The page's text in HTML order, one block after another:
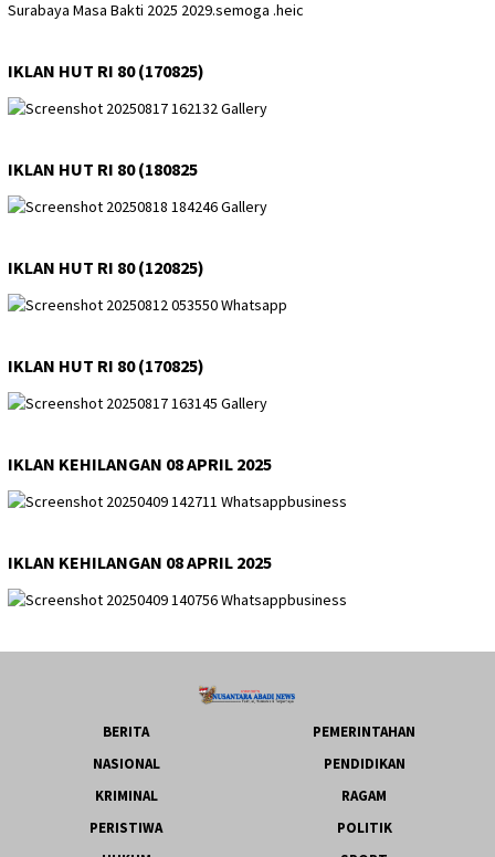
IKLAN HUT RI 80 (170825)
IKLAN HUT RI 80 (180825
IKLAN HUT RI 80 (120825)
IKLAN HUT RI 80 (170825)
IKLAN KEHILANGAN 08 APRIL 2025
IKLAN KEHILANGAN 08 APRIL 2025
BERITA
PEMERINTAHAN
NASIONAL
PENDIDIKAN
KRIMINAL
RAGAM
PERISTIWA
POLITIK